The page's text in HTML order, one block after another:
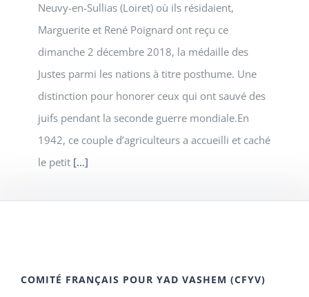
Neuvy-en-Sullias (Loiret) où ils résidaient,
Marguerite et René Poignard ont reçu ce
dimanche 2 décembre 2018, la médaille des
Justes parmi les nations à titre posthume. Une
distinction pour honorer ceux qui ont sauvé des
juifs pendant la seconde guerre mondiale.En
1942, ce couple d’agriculteurs a accueilli et caché
le petit [...]
COMITÉ FRANÇAIS POUR YAD VASHEM (CFYV)